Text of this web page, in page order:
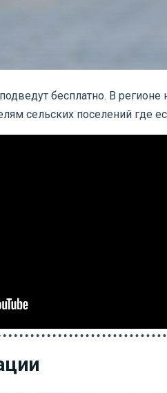
бесплатно. В
сельских поселений где